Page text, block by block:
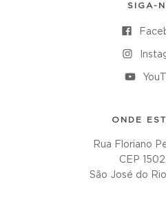
SIGA-
ONDE
Rua Floriano
CEP
São José do